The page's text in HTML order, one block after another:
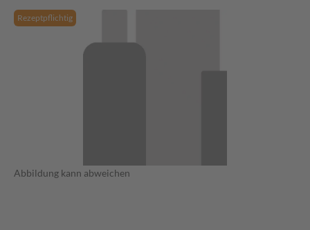
Rezeptpflichtig
Abbildung kann abweichen